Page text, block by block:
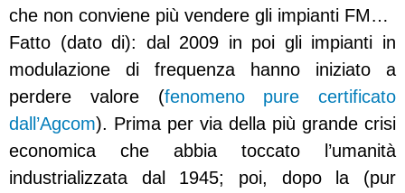
che non conviene più vendere gli impianti FM…
Fatto (dato di): dal 2009 in poi gli impianti in
modulazione di frequenza hanno iniziato a
perdere valore (fenomeno pure certificato
dall’Agcom). Prima per via della più grande crisi
economica che abbia toccato l’umanità
industrializzata dal 1945; poi, dopo la (pur